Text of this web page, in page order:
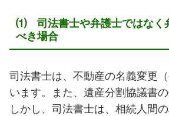
⑴ 司法書士や弁護士ではなく
べき場合
司法書士は、不動産の名義変更
います。また、遺産分割協議書の
しかし、司法書士は、相続人間